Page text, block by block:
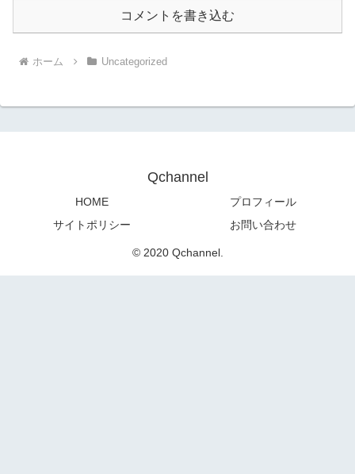
コメントを書き込む
ホーム Uncategorized
Qchannel
HOME
プロフィール
サイトポリシー
お問い合わせ
© 2020 Qchannel.